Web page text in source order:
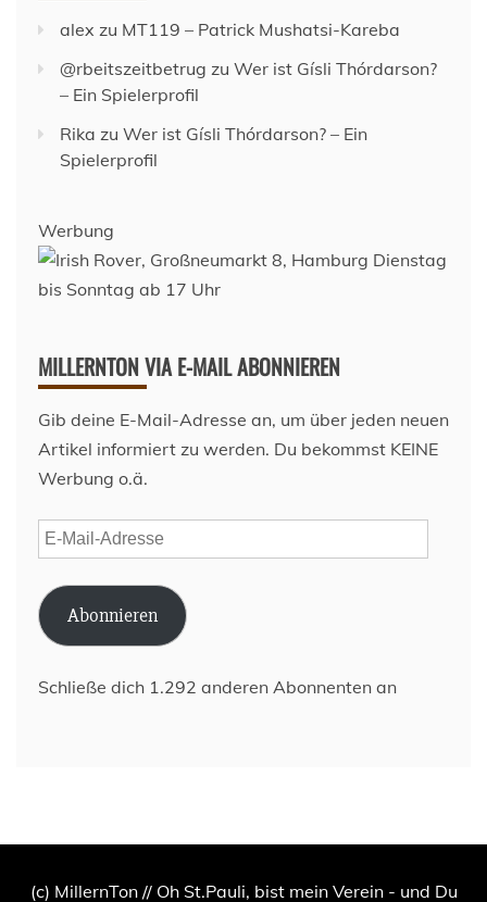
alex zu MT119 – Patrick Mushatsi-Kareba
@rbeitszeitbetrug zu Wer ist Gísli Thórdarson?
– Ein Spielerprofil
Rika zu Wer ist Gísli Thórdarson? – Ein
Spielerprofil
Werbung
MILLERNTON VIA E-MAIL ABONNIEREN
Gib deine E-Mail-Adresse an, um über jeden neuen
Artikel informiert zu werden. Du bekommst KEINE
Werbung o.ä.
E-
Mail-
Adresse
Abonnieren
Schließe dich 1.292 anderen Abonnenten an
(c) MillernTon // Oh St.Pauli, bist mein Verein - und Du